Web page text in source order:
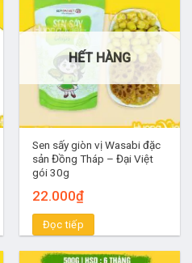
HẾT HÀNG
Sen sấy giòn vị Wasabi đặc
sản Đồng Tháp – Đại Việt
gói 30g
22.000₫
Đọc tiếp